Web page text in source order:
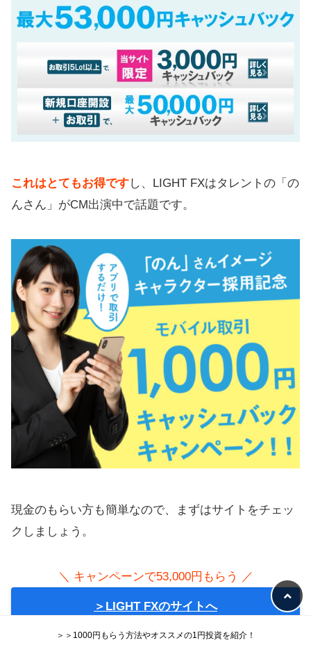
これはとてもお得ですし、LIGHT FXはタレントの「の
んさん」がCM出演中で話題です。
現金のもらい方も簡単なので、まずはサイトをチェッ
クしましょう。
＼ キャンペーンで53,000円もらう ／
＞LIGHT FXのサイトへ
＞＞1000円もらう方法やオススメの1円投資を紹介！